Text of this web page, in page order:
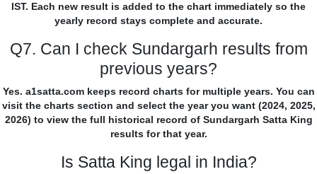
IST. Each new result is added to the chart immediately so the
yearly record stays complete and accurate.
Q7. Can I check Sundargarh results from
previous years?
Yes. a1satta.com keeps record charts for multiple years. You can
visit the charts section and select the year you want (2024, 2025,
2026) to view the full historical record of Sundargarh Satta King
results for that year.
Is Satta King legal in India?